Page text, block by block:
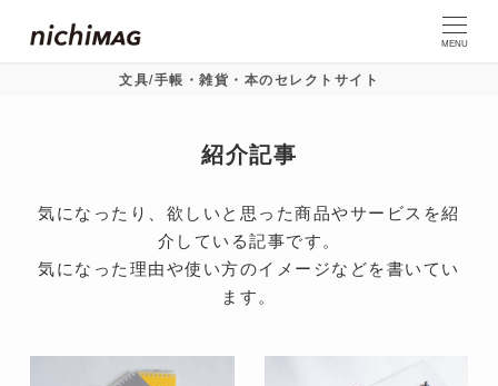
MENU
文具/手帳・雑貨・本のセレクトサイト
紹介記事
気になったり、欲しいと思った商品やサービスを紹
介している記事です。
気になった理由や使い方のイメージなどを書いてい
ます。